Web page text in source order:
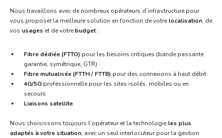
Nous travaillons avec de nombreux opérateurs d’infrastructure pour
vous proposer la meilleure solution en fonction de votre localisation, de
vos usages et de votre budget:
Fibre dédiée (FTTO) pour les besoins critiques (bande passante
garantie, symétrique, GTR)
Fibre mutualisée (FTTH / FTTB) pour des connexions à haut débit
4G/5G professionnelle pour les sites isolés, mobiles ou en
secours
Liaisons satellite
Nous choisissons toujours l’opérateur et la technologie les plus
adaptés à votre situation, avec un seul interlocuteur pour la gestion